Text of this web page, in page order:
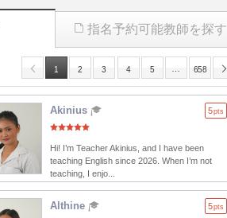
指名予約可能教師を探す
1 2 3 4 5 658
Akinius 5pts
Hi! I’m Teacher Akinius, and I have been
teaching English since 2026. When I’m not
teaching, I enjo...
Althine 5pts